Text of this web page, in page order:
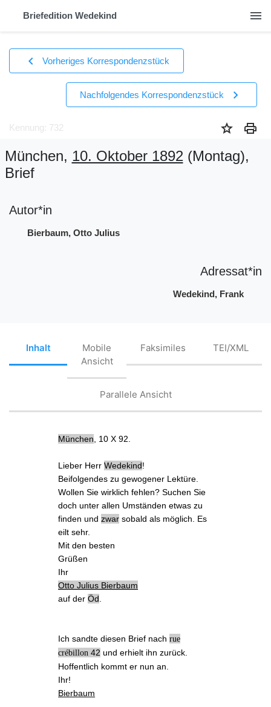
Briefedition Wedekind menu
chevron_left Vorheriges Korrespondenzstück
Nachfolgendes Korrespondenzstück chevron_right
Kennung: 732 star print
München, 10. Oktober 1892(Montag),
Brief
Autor*in
Bierbaum, Otto Julius
Adressat*in
Wedekind, Frank
Inhalt
Mobile
Ansicht
Faksimiles TEI/XML
Parallele Ansicht
München , 10 X 92.
Lieber HerrWedekind!
Beifolgendes zu gewogener Lektüre.
Wollen Sie wirklichfehlen? Suchen Sie
doch unter allen Umständenetwas zu
finden undzwar sobald als möglich. Es
eilt sehr.
Mit den besten
Grüßen
Ihr
Otto Julius Bierbaum
auf derÖd
Ich sandte diesen Brief nachrue
crébillon 42 und erhielt ihn zurück.
Hoffentlich kommt er nun an.
Ihr!
Bierbaum